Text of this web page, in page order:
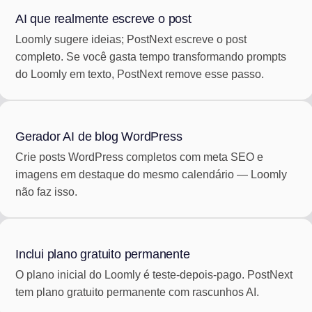
AI que realmente escreve o post
Loomly sugere ideias; PostNext escreve o post
completo. Se você gasta tempo transformando prompts
do Loomly em texto, PostNext remove esse passo.
Gerador AI de blog WordPress
Crie posts WordPress completos com meta SEO e
imagens em destaque do mesmo calendário — Loomly
não faz isso.
Inclui plano gratuito permanente
O plano inicial do Loomly é teste-depois-pago. PostNext
tem plano gratuito permanente com rascunhos AI.